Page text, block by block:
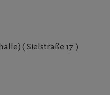
( Sielstraße 17 )